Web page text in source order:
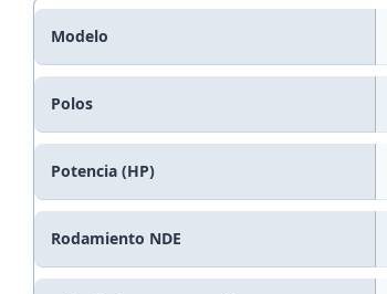
Modelo
Polos
Potencia (HP)
Rodamiento NDE